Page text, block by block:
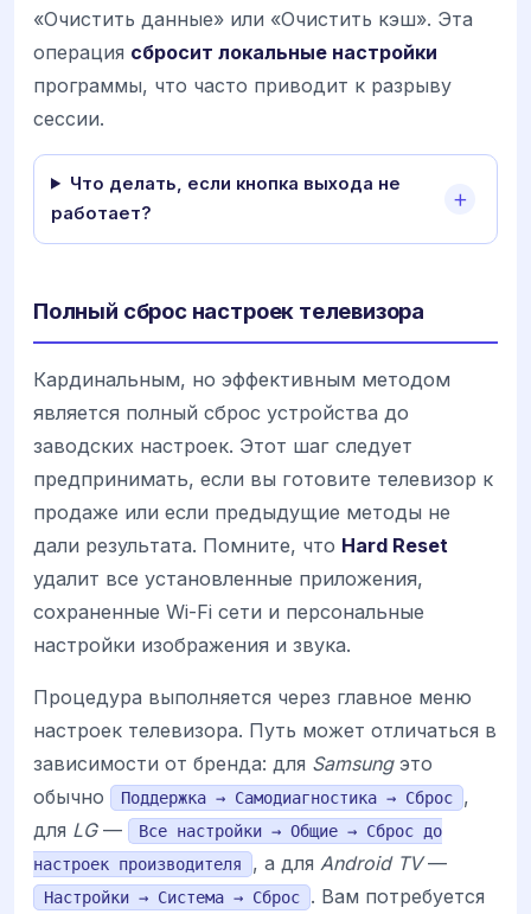
«Очистить данные» или «Очистить кэш». Эта
операция сбросит локальные настройки
программы, что часто приводит к разрыву
сессии.
Что делать, если кнопка выхода не
работает?
Полный сброс настроек телевизора
Кардинальным, но эффективным методом
является полный сброс устройства до
заводских настроек. Этот шаг следует
предпринимать, если вы готовите телевизор к
продаже или если предыдущие методы не
дали результата. Помните, что Hard Reset
удалит все установленные приложения,
сохраненные Wi-Fi сети и персональные
настройки изображения и звука.
Процедура выполняется через главное меню
настроек телевизора. Путь может отличаться в
зависимости от бренда: для Samsungэто
обычно
Поддержка → Самодиагностика → Сброс
,
для LG—
Все настройки → Общие → Сброс до
настроек производителя
, а для Android TV—
Настройки → Система → Сброс
. Вам потребуется